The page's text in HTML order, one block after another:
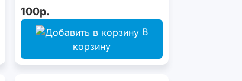
100р.
В
корзину